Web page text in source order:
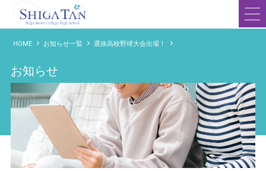
滋賀短期大学附属高等学校
HOME
お知らせ一覧 選抜高校野球大会出場！
お知らせ